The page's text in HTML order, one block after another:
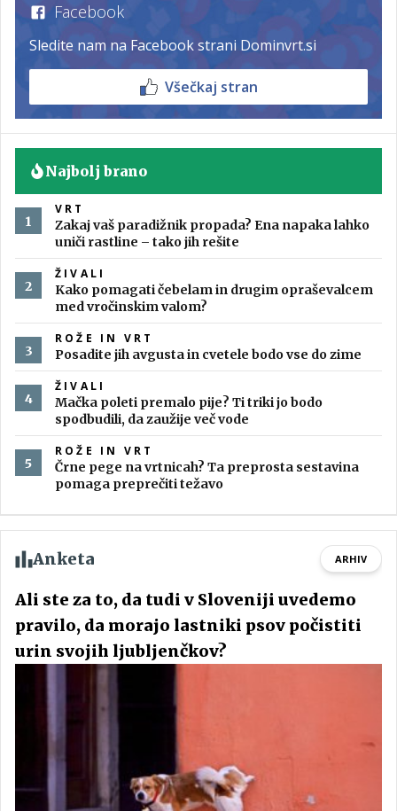
Facebook
Sledite nam na Facebook strani Dominvrt.si
Všečkaj stran
Najbolj brano
VRT
Zakaj vaš paradižnik propada? Ena napaka lahko
uniči rastline – tako jih rešite
ŽIVALI
Kako pomagati čebelam in drugim opraševalcem
med vročinskim valom?
ROŽE IN VRT
Posadite jih avgusta in cvetele bodo vse do zime
ŽIVALI
Mačka poleti premalo pije? Ti triki jo bodo
spodbudili, da zaužije več vode
ROŽE IN VRT
Črne pege na vrtnicah? Ta preprosta sestavina
pomaga preprečiti težavo
Anketa ARHIV
Ali ste za to, da tudi v Sloveniji uvedemo
pravilo, da morajo lastniki psov počistiti
urin svojih ljubljenčkov?